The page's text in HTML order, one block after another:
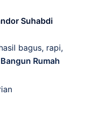
Suhabdi
bagus, rapi,
Rumah